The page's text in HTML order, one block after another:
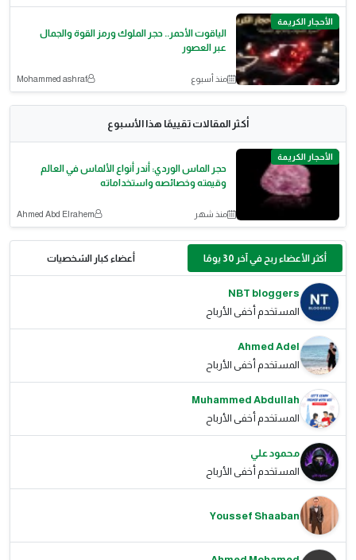
الأحجار الكريمة
الياقوت الأحمر.. حجر الملوك ورمز القوة والجمال
عبر العصور
منذ أسبوع Mohammed ashraf
أكثر المقالات تقييمًا هذا الأسبوع
الأحجار الكريمة
حجر الماس الوردي: أندر أنواع الألماس في العالم
وقيمته وخصائصه واستخداماته
منذ شهر Ahmed Abd Elrahem
أكثر الأعضاء ربح في آخر 30 يومًا أعضاء كبار الشخصيات
NBT bloggers
المستخدم أخفى الأرباح
Ahmed Adel
المستخدم أخفى الأرباح
Muhammed Abdullah
المستخدم أخفى الأرباح
محمود علي
المستخدم أخفى الأرباح
Youssef Shaaban